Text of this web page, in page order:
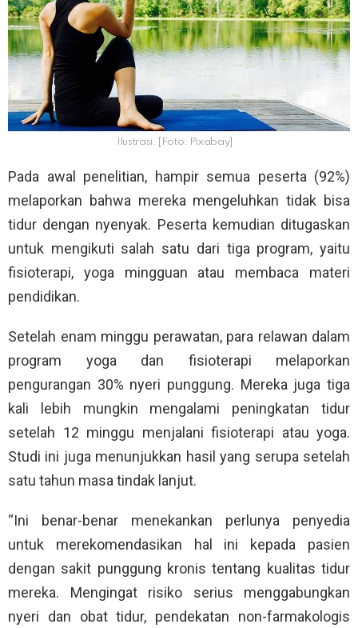
Ilustrasi. [Foto: Pixabay]
Pada awal penelitian, hampir semua peserta (92%)
melaporkan bahwa mereka mengeluhkan tidak bisa
tidur dengan nyenyak. Peserta kemudian ditugaskan
untuk mengikuti salah satu dari tiga program, yaitu
fisioterapi, yoga mingguan atau membaca materi
pendidikan.
Setelah enam minggu perawatan, para relawan dalam
program yoga dan fisioterapi melaporkan
pengurangan 30% nyeri punggung. Mereka juga tiga
kali lebih mungkin mengalami peningkatan tidur
setelah 12 minggu menjalani fisioterapi atau yoga.
Studi ini juga menunjukkan hasil yang serupa setelah
satu tahun masa tindak lanjut.
“Ini benar-benar menekankan perlunya penyedia
untuk merekomendasikan hal ini kepada pasien
dengan sakit punggung kronis tentang kualitas tidur
mereka. Mengingat risiko serius menggabungkan
nyeri dan obat tidur, pendekatan non-farmakologis